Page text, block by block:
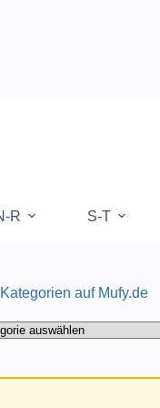
R S-T
auf Mufy.de